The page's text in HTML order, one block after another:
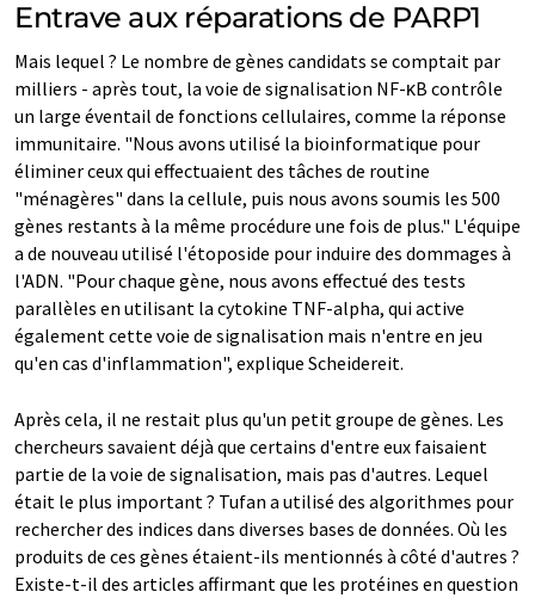
Entrave aux réparations de PARP1
Mais lequel ? Le nombre de gènes candidats se comptait par
milliers - après tout, la voie de signalisation NF-κB contrôle
un large éventail de fonctions cellulaires, comme la réponse
immunitaire. "Nous avons utilisé la bioinformatique pour
éliminer ceux qui effectuaient des tâches de routine
"ménagères" dans la cellule, puis nous avons soumis les 500
gènes restants à la même procédure une fois de plus." L'équipe
a de nouveau utilisé l'étoposide pour induire des dommages à
l'ADN. "Pour chaque gène, nous avons effectué des tests
parallèles en utilisant la cytokine TNF-alpha, qui active
également cette voie de signalisation mais n'entre en jeu
qu'en cas d'inflammation", explique Scheidereit.
Après cela, il ne restait plus qu'un petit groupe de gènes. Les
chercheurs savaient déjà que certains d'entre eux faisaient
partie de la voie de signalisation, mais pas d'autres. Lequel
était le plus important ? Tufan a utilisé des algorithmes pour
rechercher des indices dans diverses bases de données. Où les
produits de ces gènes étaient-ils mentionnés à côté d'autres ?
Existe-t-il des articles affirmant que les protéines en question